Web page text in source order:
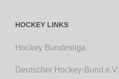
HOCKEY LINKS
Hockey Bundesliga
Deutscher Hockey-Bund e.V.